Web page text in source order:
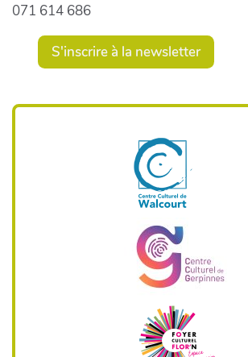
071 614 686
S'inscrire à la newsletter